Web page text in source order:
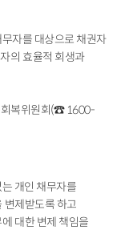
자를 대상으로 채권자
의 효율적 회생과
회복위원회(☎ 1600-
개인 채무자를
변제받도록 하고
대한 변제 책임을